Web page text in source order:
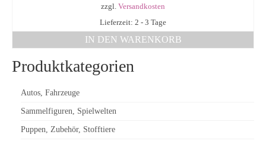
zzgl. Versandkosten
Lieferzeit: 2 - 3 Tage
IN DEN WARENKORB
Produktkategorien
Autos, Fahrzeuge
Sammelfiguren, Spielwelten
Puppen, Zubehör, Stofftiere